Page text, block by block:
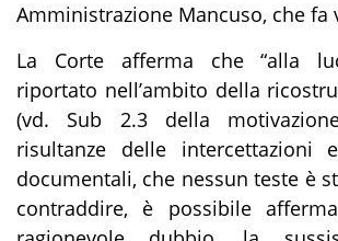
Amministrazione Mancuso, che fa
La Corte afferma che “alla
riportato nell’ambito della
(vd. Sub 2.3 della
risultanze delle intercettazioni
documentali, che nessun teste è
contraddire, è possibile